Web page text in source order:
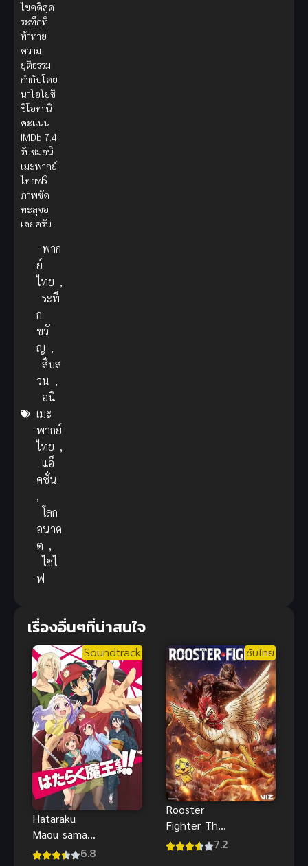
ไขคดีสุด
ระทึกที่
ท้าทาย
ความ
ยุติธรรม
กำกับโดย
นาโอโยชิ
ชิโอทานิ
คะแนน
IMDb 7.4
รับชมอนิ
เมะพากย์
ไทยฟรี
ภาพชัด
ทะลุจอ
เลยครับ
พาก
ย์
ไทย ,
ระทึ
ก
ขวั
ญ ,
สืบส
วน ,
อนิ
เมะ
พากย์
ไทย ,
แอ็
คชั่น
,
โลก
อนาค
ต ,
ไซไ
ฟ
เรื่องอื่นๆที่น่าสนใจ
Soundtrack
Hataraku
Maou sama
Season 2 ผู้6.8
ซับไทย
Rooster
Fighter The
Anime ยอดไก่
7.2